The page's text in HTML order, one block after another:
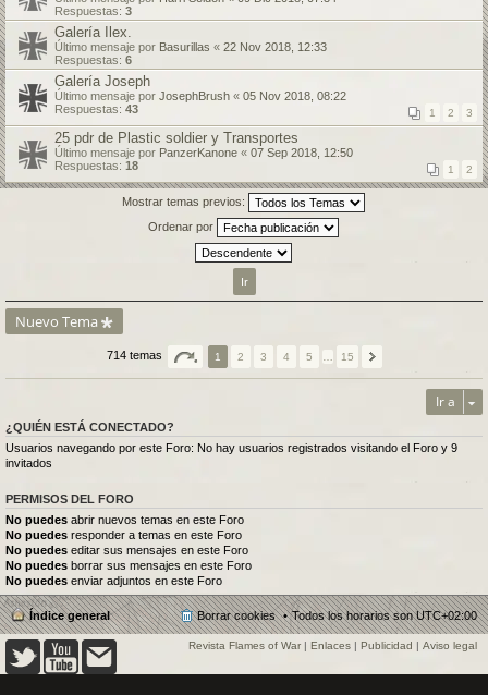
Respuestas: 3
Galería Ilex.
Último mensaje por Basurillas « 22 Nov 2018, 12:33
Respuestas: 6
Galería Joseph
Último mensaje por JosephBrush « 05 Nov 2018, 08:22
Respuestas: 43 1 2 3
25 pdr de Plastic soldier y Transportes
Último mensaje por PanzerKanone « 07 Sep 2018, 12:50
Respuestas: 18 1 2
Mostrar temas previos:
Ordenar por
Nuevo Tema
714 temas 1 2 3 4 5 15
Ir a
¿QUIÉN ESTÁ CONECTADO?
Usuarios navegando por este Foro: No hay usuarios registrados visitando el Foro y 9
invitados
PERMISOS DEL FORO
No puedes abrir nuevos temas en este Foro
No puedes responder a temas en este Foro
No puedes editar sus mensajes en este Foro
No puedes borrar sus mensajes en este Foro
No puedes enviar adjuntos en este Foro
Índice general Todos los horarios sonUTC+02:00
Borrar cookies
Revista Flames of War | Enlaces | Publicidad | Aviso legal